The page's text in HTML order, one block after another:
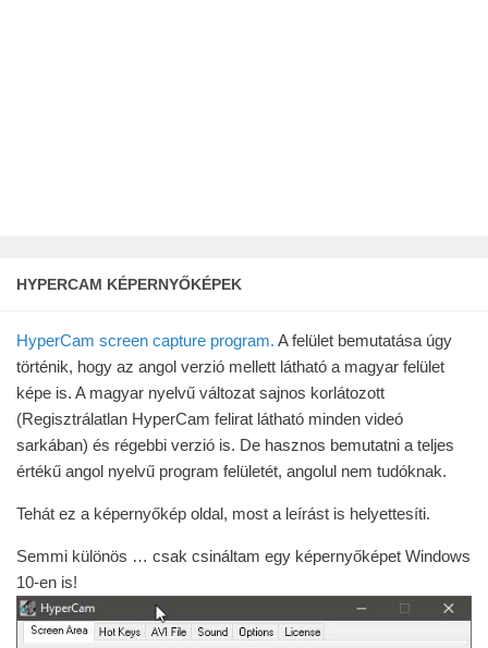
HYPERCAM KÉPERNYŐKÉPEK
HyperCam screen capture program. A felület bemutatása úgy
történik, hogy az angol verzió mellett látható a magyar felület
képe is. A magyar nyelvű változat sajnos korlátozott
(Regisztrálatlan HyperCam felirat látható minden videó
sarkában) és régebbi verzió is. De hasznos bemutatni a teljes
értékű angol nyelvű program felületét, angolul nem tudóknak.
Tehát ez a képernyőkép oldal, most a leírást is helyettesíti.
Semmi különös … csak csináltam egy képernyőképet Windows
10-en is!